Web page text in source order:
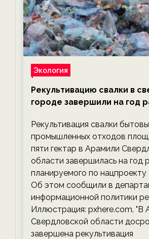
Экология
Рекультивацию свалки в
городе завершили на год
экологии на ECOportal
Рекультивация свалки
промышленных отходов
пяти гектар в Арамили
области завершилась на год
планируемого по нацпроекту
Об этом сообщили в
информационной политики
Иллюстрация: pxhere.com. "В
Свердловской области
завершена рекультивация